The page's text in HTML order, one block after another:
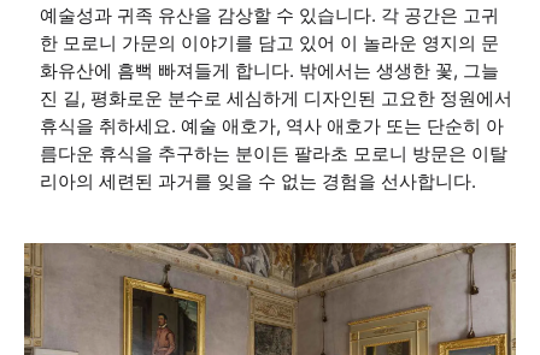
예술성과 귀족 유산을 감상할 수 있습니다. 각 공간은 고귀
한 모로니 가문의 이야기를 담고 있어 이 놀라운 영지의 문
화유산에 흠뻑 빠져들게 합니다. 밖에서는 생생한 꽃, 그늘
진 길, 평화로운 분수로 세심하게 디자인된 고요한 정원에서
휴식을 취하세요. 예술 애호가, 역사 애호가 또는 단순히 아
름다운 휴식을 추구하는 분이든 팔라초 모로니 방문은 이탈
리아의 세련된 과거를 잊을 수 없는 경험을 선사합니다.